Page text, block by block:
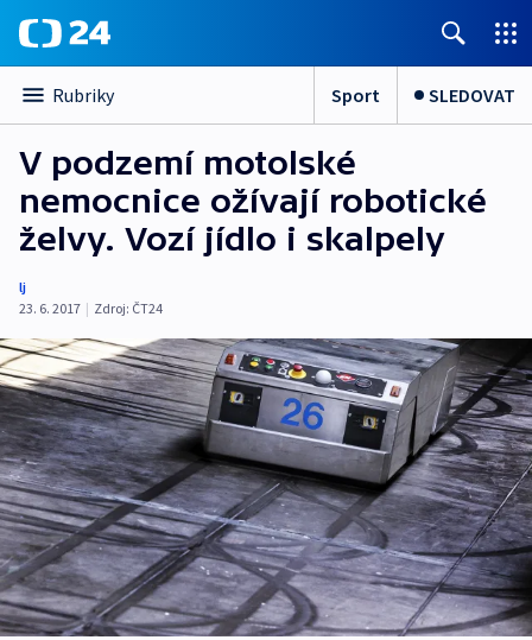
Rubriky Sport SLEDOVAT
V podzemí motolské
nemocnice ožívají robotické
želvy. Vozí jídlo i skalpely
lj
23. 6. 2017 | Zdroj: ČT24